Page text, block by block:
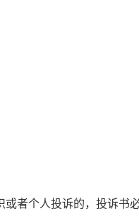
者个人投诉的，投诉书